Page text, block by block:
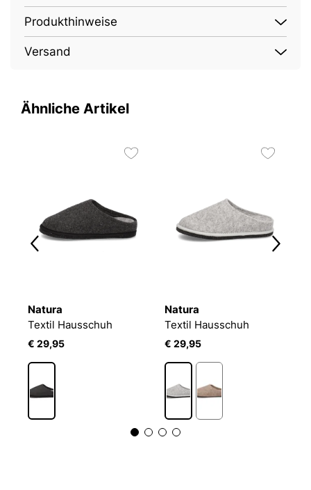
Produkthinweise
Versand
Ähnliche Artikel
Natura
Textil Hausschuh
€ 29,95
Natura
Textil Hausschuh
€ 29,95